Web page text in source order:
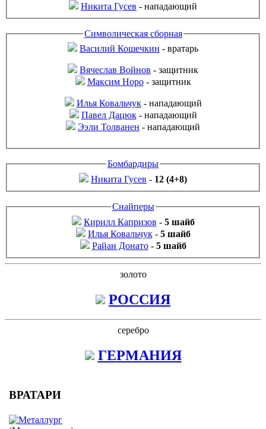
Никита Гусев - нападающий
Символическая сборная
Василий Кошечкин - вратарь
Вячеслав Войнов - защитник
Максим Норо- защитник
Илья Ковальчук- нападающий
Павел Дацюк- нападающий
Ээли Толванен - нападающий
Бомбардиры
Никита Гусев - 12 (4+8)
Снайперы
Кирилл Капризов - 5 шайб
Илья Ковальчук - 5 шайб
Райан Донато- 5 шайб
золото
РОССИЯ
серебро
ГЕРМАНИЯ
ВРАТАРИ